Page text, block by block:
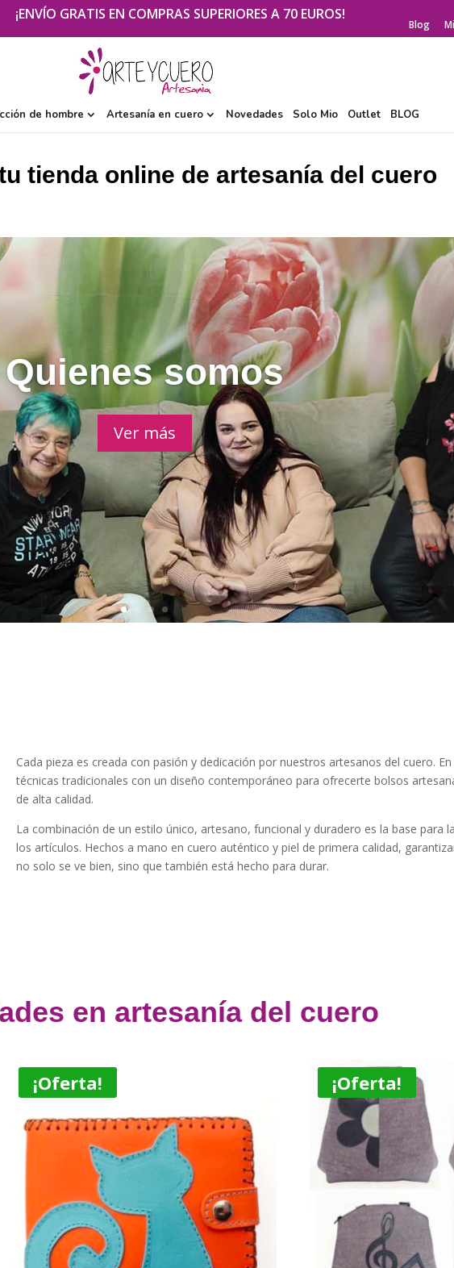
¡ENVÍO GRATIS EN COMPRAS SUPERIORES A 70 EUROS!
Blog
de hombre Artesanía en cuero Novedades Solo Mio Outlet BLOG
tienda online de artesanía del cuero
de la moda
PRENAMO 2019 en la categoría de complementos
Cada pieza es creada con pasión y dedicación por nuestros artesanos del cuero.
técnicas tradicionales con un diseño contemporáneo para ofrecerte bolsos
de alta calidad.
La combinación de un estilo único, artesano, funcional y duradero es la base para
los artículos. Hechos a mano en cuero auténtico y piel de primera calidad,
no solo se ve bien, sino que también está hecho para durar.
en artesanía del cuero
¡Oferta! ¡Oferta!